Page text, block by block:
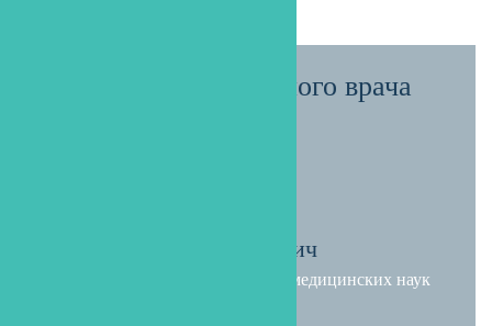
Обращение главного врача
Валуев Денис Алексеевич
врач-терапевт, хирург, кандидат медицинских наук